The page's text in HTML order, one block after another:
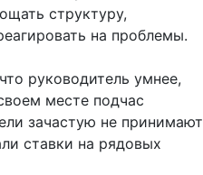
структуру,
на проблемы.
руководитель умнее,
месте подчас
зачастую не принимают
ставки на рядовых